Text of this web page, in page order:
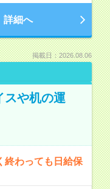
詳細へ
掲載日：2026.08.06
スや机の運
終わっても日給保